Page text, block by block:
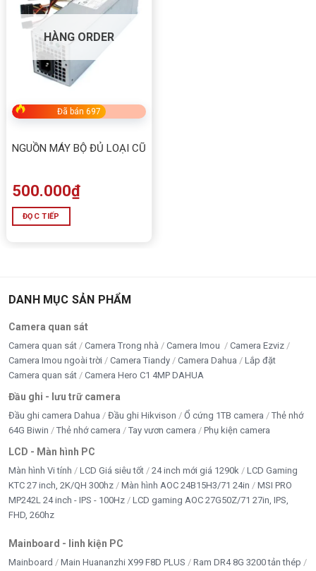
HÀNG ORDER
Đã bán 697
NGUỒN MÁY BỘ ĐỦ LOẠI CŨ
500.000₫
ĐỌC TIẾP
DANH MỤC SẢN PHẨM
Camera quan sát
Camera quan sát Camera Trong nhà Camera Imou
Camera Ezviz
Camera Imou ngoài trời
Camera Tiandy Camera Dahua
Lắp đặt
Camera quan sát
Camera Hero C1 4MP DAHUA
Đầu ghi - lưu trữ camera
Đầu ghi camera Dahua Đầu ghi Hikvison Ổ cứng 1TB camera
Thẻ nhớ
64G Biwin
Thẻ nhớ camera Tay vươn camera Phụ kiện camera
LCD - Màn hình PC
Màn hình Vi tính LCD Giá siêu tốt 24 inch mới giá 1290k
LCD Gaming
KTC 27 inch, 2K/QH 300hz
Màn hình AOC 24B15H3/71 24in
MSI PRO
MP242L 24 inch - IPS - 100Hz
LCD gaming AOC 27G50Z/71 27in, IPS,
FHD, 260hz
Mainboard - linh kiện PC
Mainboard Main Huananzhi X99 F8D PLUS
Ram DR4 8G 3200 tản thép